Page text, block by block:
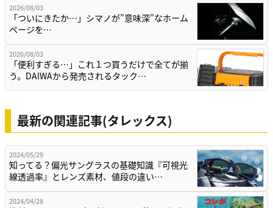
2026/08/03
「ついにきたか…」シマノが”意味深”なホーム
ページを…
2026/08/03
「便利すぎる…」これ１つ買うだけで全てが揃
う。DAIWAから発売されるタック…
最新の関連記事(タレックス)
2024/05/29
知ってる？偏光サングラスの基礎知識『可視光
線透過率』とレンズ素材、値段の違い…
2024/04/28